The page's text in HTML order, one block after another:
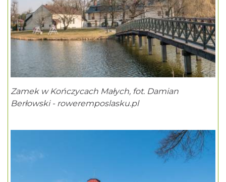
Zamek w Kończycach Małych, fot. Damian
Berłowski - roweremposlasku.pl